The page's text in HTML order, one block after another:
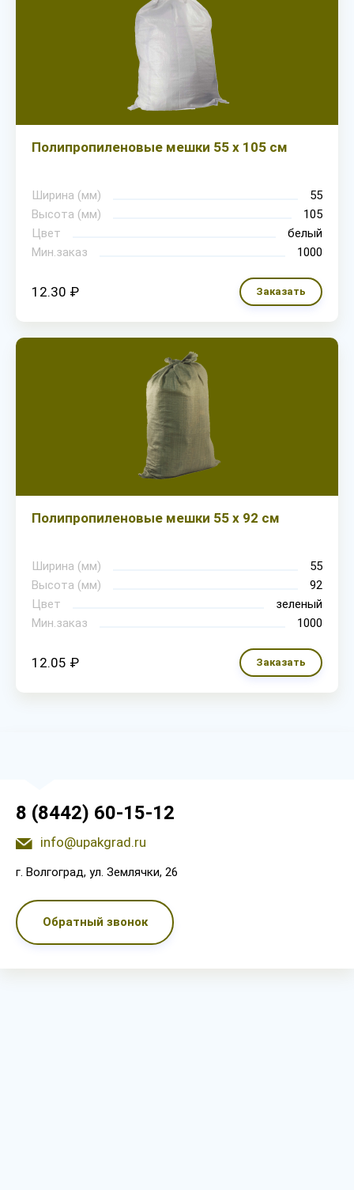
Полипропиленовые мешки 55 х 105 см
Ширина (мм)
55
Высота (мм)
105
Цвет
белый
Мин.заказ
1000
12.30 ₽ Заказать
Полипропиленовые мешки 55 х 92 см
Ширина (мм)
55
Высота (мм)
92
Цвет
зеленый
Мин.заказ
1000
12.05 ₽ Заказать
8 (8442) 60-15-12
info@upakgrad.ru
г. Волгоград, ул. Землячки, 26
Обратный звонок